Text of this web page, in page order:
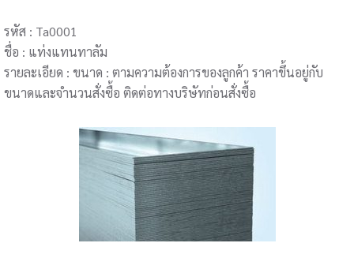
รหัส : Ta0001
ชื่อ : แท่งแทนทาลัม
รายละเอียด : ขนาด : ตามความต้องการของลูกค้า ราคาขึ้นอยู่กับ
ขนาดและจำนวนสั่งซื้อ ติดต่อทางบริษัทก่อนสั่งซื้อ